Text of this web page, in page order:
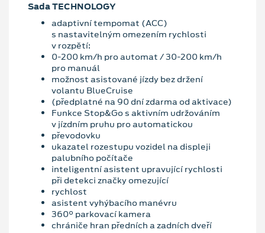
Sada TECHNOLOGY
adaptivní tempomat (ACC)
s nastavitelným omezením rychlosti
v rozpětí:
0-200 km/h pro automat / 30-200 km/h
pro manuál
možnost asistované jízdy bez držení
volantu BlueCruise
(předplatné na 90 dní zdarma od aktivace)
Funkce Stop&Go s aktivním udržováním
v jízdním pruhu pro automatickou
převodovku
ukazatel rozestupu vozidel na displeji
palubního počítače
inteligentní asistent upravující rychlosti
při detekci značky omezující
rychlost
asistent vyhýbacího manévru
360° parkovací kamera
chrániče hran předních a zadních dveří